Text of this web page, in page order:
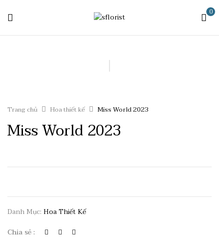
0
Trang chủ Hoa thiết kế Miss World 2023
Miss World 2023
Danh Mục: Hoa Thiết Kế
Chia sẻ :